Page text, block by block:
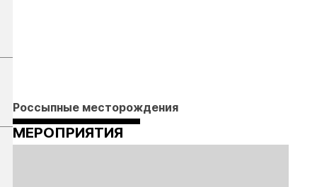
Россыпные месторождения
МЕРОПРИЯТИЯ